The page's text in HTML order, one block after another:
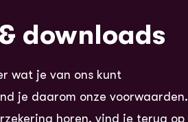
downloads
wat je van ons kunt
je daarom onze voorwaarden.
horen, vind je terug op